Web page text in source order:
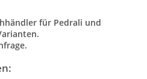
für Pedrali und